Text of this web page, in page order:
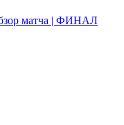
матча | ФИНАЛ